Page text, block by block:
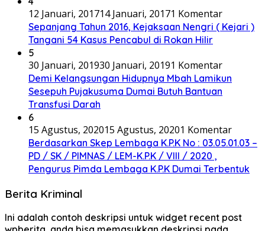
12 Januari, 201714 Januari, 20171 Komentar
Sepanjang Tahun 2016, Kejaksaan Nengri ( Kejari )
Tangani 54 Kasus Pencabul di Rokan Hilir
5
30 Januari, 201930 Januari, 20191 Komentar
Demi Kelangsungan Hidupnya Mbah Lamikun
Sesepuh Pujakusuma Dumai Butuh Bantuan
Transfusi Darah
6
15 Agustus, 202015 Agustus, 20201 Komentar
Berdasarkan Skep Lembaga K.P.K No : 03.05.01.03 –
PD / SK / PIMNAS / LEM-K.P.K / VIII / 2020 ,
Pengurus Pimda Lembaga K.P.K Dumai Terbentuk
Berita Kriminal
Ini adalah contoh deskripsi untuk widget recent post